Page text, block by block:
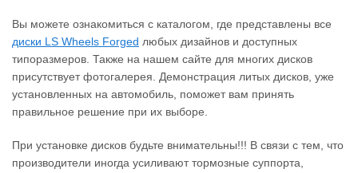
Вы можете ознакомиться с каталогом, где представлены все
диски LS Wheels Forged любых дизайнов и доступных
типоразмеров. Также на нашем сайте для многих дисков
присутствует фотогалерея. Демонстрация литых дисков, уже
установленных на автомобиль, поможет вам принять
правильное решение при их выборе.
При установке дисков будьте внимательны!!! В связи с тем, что
производители иногда усиливают тормозные суппорта,